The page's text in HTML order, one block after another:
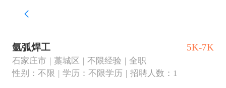
氩弧焊工 5K-7K
石家庄市 藁城区 不限经验
全职
性别：不限
学历：不限学历 招聘人数：1